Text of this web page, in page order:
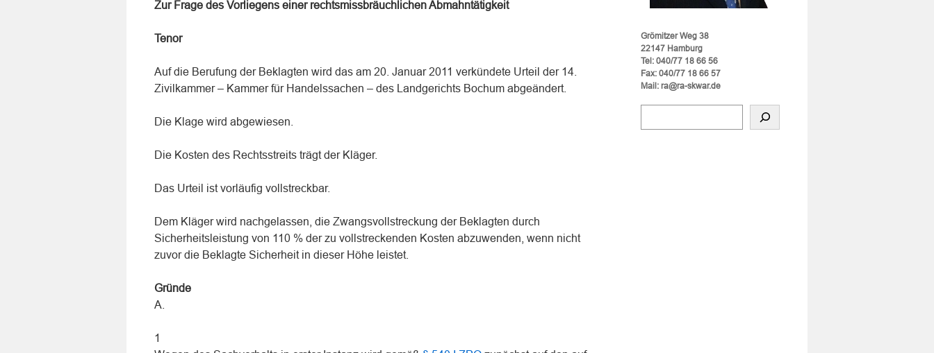
Zur Frage des Vorliegens einer rechtsmissbräuchlichen Abmahntätigkeit
Tenor
Auf die Berufung der Beklagten wird das am 20. Januar 2011 verkündete Urteil der 14.
Zivilkammer – Kammer für Handelssachen – des Landgerichts Bochum abgeändert.
Die Klage wird abgewiesen.
Die Kosten des Rechtsstreits trägt der Kläger.
Das Urteil ist vorläufig vollstreckbar.
Dem Kläger wird nachgelassen, die Zwangsvollstreckung der Beklagten durch
Sicherheitsleistung von 110 % der zu vollstreckenden Kosten abzuwenden, wenn nicht
zuvor die Beklagte Sicherheit in dieser Höhe leistet.
Gründe
A.
1
Grömitzer Weg 38
22147 Hamburg
Tel: 040/77 18 66 56
Fax: 040/77 18 66 57
Mail: ra@ra-skwar.de